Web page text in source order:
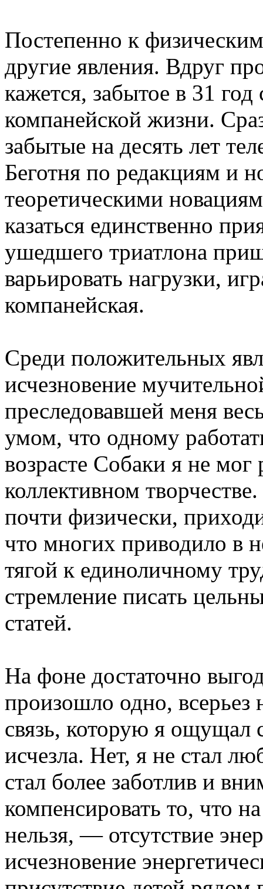
Постепенно к
другие явления. Вдруг
кажется, забытое в 31
компанейской жизни.
забытые на десять лет
Беготня по редакциям и
теоретическими
казаться единственно
ушедшего триатлона
варьировать нагрузки,
компанейская.
Среди положительных
исчезновение
преследовавшей меня
умом, что одному
возрасте Собаки я не мог
коллективном
почти физически,
что многих приводило в
тягой к единоличному
стремление писать
статей.
На фоне достаточно
произошло одно, всерьез
связь, которую я ощущал
исчезла. Нет, я не стал
стал более заботлив и
компенсировать то, что
нельзя, — отсутствие
исчезновение